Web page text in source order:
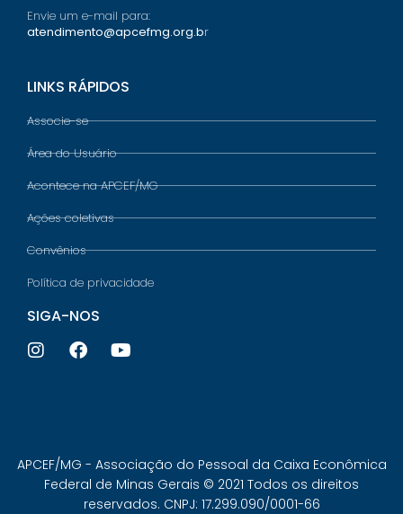
Envie um e-mail para:
atendimento@apcefmg.org.br
LINKS RÁPIDOS
Associe-se
Área do Usuário
Acontece na APCEF/MG
Ações coletivas
Convênios
Política de privacidade
SIGA-NOS
APCEF/MG - Associação do Pessoal da Caixa Econômica
Federal de Minas Gerais © 2021 Todos os direitos
reservados. CNPJ: 17.299.090/0001-66